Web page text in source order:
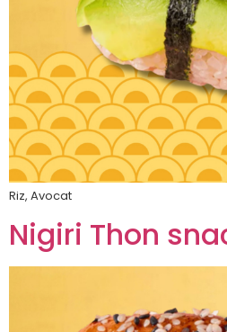
Riz, Avocat
Nigiri Thon